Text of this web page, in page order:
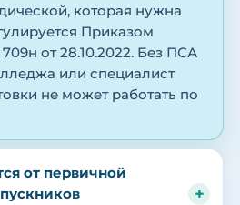
которая нужна
Приказом
от 28.10.2022. Без ПСА
или специалист
не может работать по
от первичной